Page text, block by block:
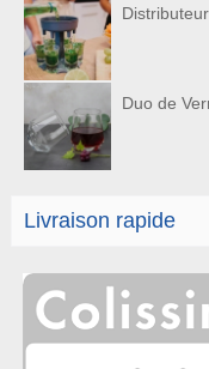
Duo de
Livraison rapide